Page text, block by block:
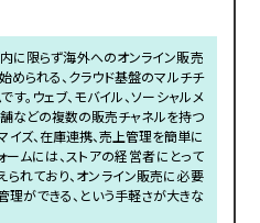
内に限らず海外へのオンライン販売
められる、クラウド基盤のマルチチ
す。ウェブ、モバイル、ソーシャルメ
舗などの複数の販売チャネルを持つ
イズ、在庫連携、売上管理を簡単に
ームには、ストアの経営者にとって
れており、オンライン販売に必要
ができる、という手軽さが大きな